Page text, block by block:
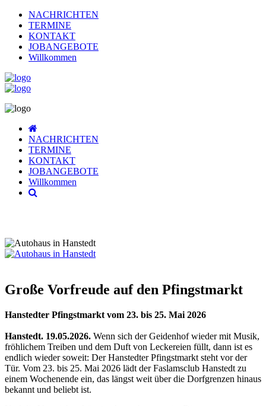
NACHRICHTEN
TERMINE
KONTAKT
JOBANGEBOTE
Willkommen
NACHRICHTEN
TERMINE
KONTAKT
JOBANGEBOTE
Willkommen
Große Vorfreude auf den Pfingstmarkt
Hanstedter Pfingstmarkt vom 23. bis 25. Mai 2026
Hanstedt. 19.05.2026. Wenn sich der Geidenhof wieder mit Musik,
fröhlichem Treiben und dem Duft von Leckereien füllt, dann ist es
endlich wieder soweit: Der Hanstedter Pfingstmarkt steht vor der
Tür. Vom 23. bis 25. Mai 2026 lädt der Faslamsclub Hanstedt zu
einem Wochenende ein, das längst weit über die Dorfgrenzen hinaus
bekannt und beliebt ist.